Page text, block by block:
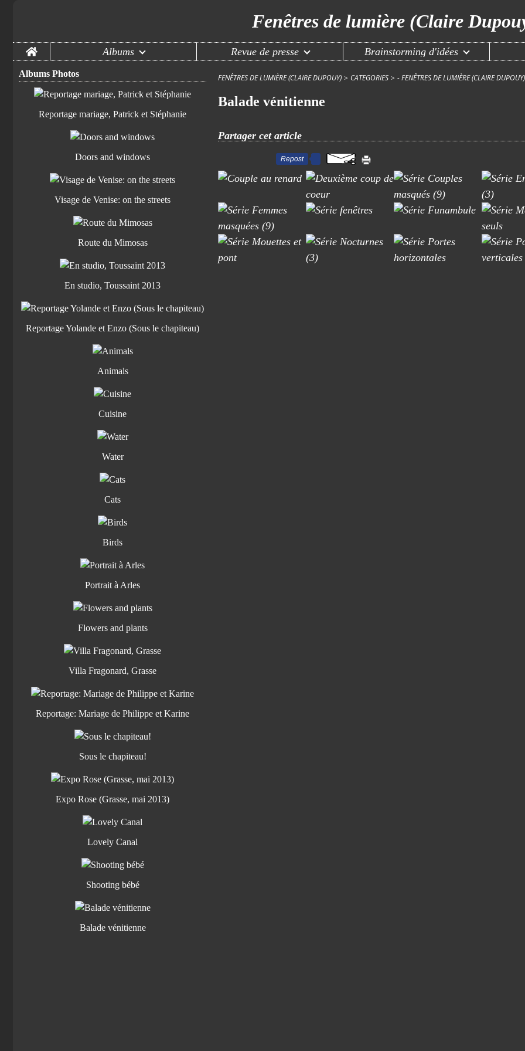
Fenêtres de lumière (Claire
Home Albums Revue de presse Brainstorming d'idées
Albums Photos
Reportage mariage, Patrick et Stéphanie
Doors and windows
Visage de Venise: on the streets
Route du Mimosas
En studio, Toussaint 2013
Reportage Yolande et Enzo (Sous le chapiteau)
Animals
Cuisine
Water
Cats
Birds
Portrait à Arles
Flowers and plants
Villa Fragonard, Grasse
Reportage: Mariage de Philippe et Karine
Sous le chapiteau!
Expo Rose (Grasse, mai 2013)
Lovely Canal
Shooting bébé
Balade vénitienne
FENÊTRES DE LUMIÈRE (CLAIRE DUPOUY) > CATEGORIES > - FENÊTRES DE LUMIÈRE (CLAIRE DUPOUY)
Balade vénitienne
Partager cet article
Repost